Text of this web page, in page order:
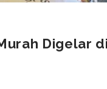
Digelar